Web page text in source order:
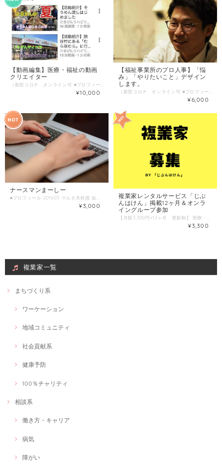
【動画編集】医療・福祉の動画
クリエイター
（新型コロナ オンライン可 ■プロフィール ワーシャルYoutuber養成講座1期生 大阪・兵庫で病院や施設勤務、現在は沖縄でデイケア勤務している理学療法士 普段は理学療法業務に従事し、休日や空き時間を使って ・企業のイベント動画編集 ・NPOの活動紹介動画作成 ・おもしろい人のインタビュー動画作成 （＠大阪・兵庫） 上記の経験を活かして沖縄では ・デイケアのYouTubeチャンネル開設、統括 ・自費診療分野のPR動画作成など 『映像を用いたブランディング構築』を支援しています 動画は「視覚」「聴覚」を中心に人の動きや喋る雰囲気など 文字や写真と比べると多くの情報量を与えてくれます 結果的に →動画に出演している人のファンになりやすい →脳に記憶として残りやすい 動画の良さはたくさんあります(^^)/ 「ちょっと動画を作ってみたい」 「動画の撮影や編集を依頼したい」 こんな時にはお気軽にご相談ください♪ ■わたしの複業 2013年に理学療法士免許取得 病院や老健、訪看ステーション勤務を経験 2015年頃よりトリプルワークで週7勤務時期も... その後『複業』と出会い ・YouTubeチャンネル「パジャマストレッチ」開設半年 （動画投稿本数150本程度） ・企業やNPOの動画撮影、編集 ・医療、介護、福祉職の複業している人のインタビュー動画作成... こんな働きを半年ほど継続しています(^^)/ ■時間内に提供できること ・動画作成に関する質問や相談 （動画の作り方 活動の始め方など） ・動画撮影・編集に関する依頼 （企業、NPO、個人の仕事依頼など） ・YouTubeチャンネル開設に伴うアドバイス ■ こんな人におすすめ 「自分の活動を動画にしてPRしたい」 「所属する組織の営業力を高めたい」 「新しく複業をはじめたい」 お気軽にご相談ください(^^)/ ■ 当日の流れとスケジュール ①メッセンジャーやLINE@にて自己紹介や簡単なヒアリング ②zoomや電話アプリ使用して詳細を詰めていきます ③相談や依頼内容に沿って、動画の作成や編集、アドバイスを随時行います だいたい30分程度打ち合わせ 例 ・60分前後の映像にフルテロップ付きの動画編集（5000円～） ■ 調整可能な曜日・時間帯 平日は基本的に19時以降 木曜日、日曜日は終日連絡可能 基本的にその都度お互いのスケジュール調整のもと行います ■ オンライン対応 ZOOMやLINE、メッセンジャーにて対応可能について ■ 1回のサービス提供時間 1時間/回
¥10,000
【福祉事業所のプロ人事】「悩
み」「やりたいこと」デザイン
します。
（新型コロナ オンライン可 ■プロフィール 和歌山県田辺市出身。 開業医として地域医療に携わる父、デザイナーの母の背中を見て育つ。 両親の影響を受け、障がい者の就労支援に携わり、現在は、スバル・トータルプランニング株式会社にて、人事・広報を担当。 安定して会社に人材が流入し、育っていく仕組み、心理的安全性に着目。自分らしく働ける場、風通しの良い風土づくりを実施。 2016年から、色々な人の熱い思い、背景に触れられることを目的の一つに、本業以外に、福祉業界のコミュニティづくり、Webデザイナー、カメラマン、セミナー講師などパラレルキャリアを開始。 ■わたしの複業 「抱えている課題kaiketsu」「未来の可能性をひろげる」ためのWebサイト、写真撮影、動画撮影、印刷物作成、参加型のセミナーなどを実施致します。 ヒトとヒトがつながり、新しい「価値」「可能性」が生まれる。熱い想いに触れさせて頂きながら、「未来を考える」「想いをカタチにする」お手伝いができればと考えています。 ■時間内に提供できること ホームページ・ランディングページ作成 パンフレット・チラシ作成 写真撮影 PR動画作成 講演 ・年間30〜40名採用でる仕組み 戦略について ・多様性を育む組織づくり ・自分の凸凹を知る ・処理する時間を減らし、未来を考えるために使えるツールの使い方 ・採用、ブランディングで使える写真の撮り方 ■ こんな人におすすめ ホームページをリニューアルしたい or 作成したい 採用に困っている方 人材育成の課題を抱えている方 ■ 当日の流れとスケジュール 「悩み」「やりたいこと」などをお伺いし、何が出来るかをご提案させて頂きます（30〜60分程度）。 ■ 調整可能な曜日・時間帯 ご希望日時を３つほどお知らせください。 caféなどでお会いする以外に、SkypeやZoomなどを使ったWebミーティングも可能です。 ■ オンライン対応について SkypeやZoomなどを使ったWebミーティングも可能。 日々のやり取りは、メール以外にLINE、Messenger、Slackなど可 ■ 1回のサービス提供時間 2時間/回
¥6,000
ナースマンまーしー
¥3,000
複業家レンタルサービス「じぶ
んはけん」掲載12ヶ月＆オンラ
イングループ参加
【月額3,300円×12ヶ月 更新制】 医療・介護・福祉に関わる人、患者経験のある人、障がいのある人、 自分の知識や経験を他者に価値として提供する「複業家」レンタルサービスです。 【ワーシャルの考える複業家とは？】 わたしたちは、「複数」の「業（わざ）」と「つながり」を活かし、ワクワクしながら発信する人を 「複業家」と考えています。 「わたしは何も発信できていない。」という方も、 「じぶんはけん」に登録した時点で「複業家」としての発信の第一歩を踏み出せます。 【ワーシャル複業家3ヶ条】 1、人生における役割を複数持つこと 2、自分らしく人に貢献できる業（わざ＝知識や経験）をかけあわせること 3、いつもと違う場で、いつもと違う誰かとの出会いを心から楽しむこと 【ワーシャルが考える複業家のメリット】 1つの職場では身につけることのできない「4C 」を身に着けることができる。 複業によって身に着けることができる「4C 」 「Communication（コミュニケーション）」さまざまな人と意思疎通ができる 「Collaboration（コラボレーション）」協力しあうことができる 「Critical Thinking（クリティカルシンキング）」想定外の問題も自分の力で分析したり解決できる 「Creativity（クリエイティビティ）」創造力を発揮できる 【複業家としてエントリーしたい方へ】 「複業家」とは特別な人ではありません。 普段通りの何気ないあなたが、 別の場所に行くと、なぜか感謝され「ありがとう」と言われたり、勇気を与えたりすることができる。 そんな新しい出会いにより、自分自身の価値を再発見することができるのが、 「複業家」レンタルサービスです。 医療・介護・福祉で働く人だけでなく、 病気や障がいを抱えている人にもあなたらしさを大事にした働き方をクリエイトします。 がん患者の方、神経難病で家から出れない人、医療・介護・福祉の専門性や患者体験を生かしたい方など、 スキルや技術がなくても、あなたの体験や経験を「相談にのる」という形で「価値」に変換することもできます。 あなたも、「複業家」として新たな1歩を歩んでみませんか？ こちらのサイトに登録すると、仕事をつくることだけでなく、 「じぶんはけん」会員限定のFacebook複業家オンライングループに参加し、情報交換することができます。 ＊「複業家」として登録したい方はカートよりご購入ください。 「複業家」掲載の会費は、【月額3,300円×12ヶ月 更新制】 会員期間12ヶ月更新制となります。 カートよりご購入いただいた後、簡単なWEB or 電話面談にて正式な会員登録となります。 ＊購入後のご面談にてお断りする場合もございます。その際は返金キャンセル対応となりますのでご了承ください。
¥3,300
複業家一覧
まちづくり系
ワーケーション
地域コミュニティ
社会貢献系
健康予防
100％チャリティ
相談系
働き方・キャリア
病気
障がい